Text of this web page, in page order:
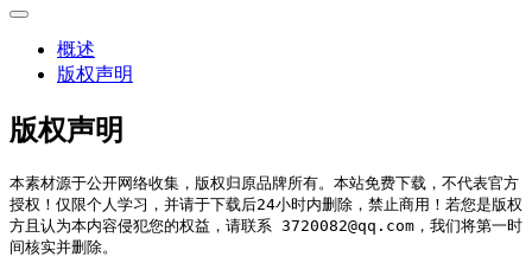
概述
版权声明
版权声明
本素材源于公开网络收集，版权归原品牌所有。本站免费下载，不代表官方
授权！仅限个人学习，并请于下载后24小时内删除，禁止商用！若您是版权
方且认为本内容侵犯您的权益，请联系 3720082@qq.com，我们将第一时
间核实并删除。